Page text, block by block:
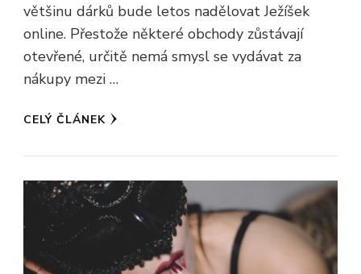
většinu dárků bude letos nadělovat Ježíšek
online. Přestože některé obchody zůstávají
otevřené, určitě nemá smysl se vydávat za
nákupy mezi …
CELÝ ČLÁNEK